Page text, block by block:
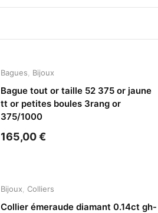
Bagues Bijoux
Bague tout or taille 52 375 or jaune
tt or petites boules 3rang or
375/1000
165,00€
Bijoux Colliers
Collier émeraude diamant 0.14ct gh-